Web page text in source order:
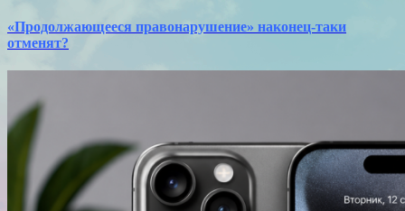
«Продолжающееся правонарушение» наконец-таки
отменят?